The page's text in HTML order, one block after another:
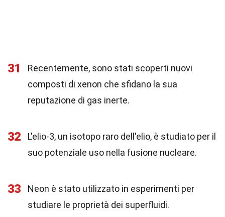
31
Recentemente, sono stati scoperti nuovi
composti di xenon che sfidano la sua
reputazione di gas inerte.
32
L'elio-3, un isotopo raro dell'elio, è studiato per il
suo potenziale uso nella fusione nucleare.
33
Neon è stato utilizzato in esperimenti per
studiare le proprietà dei superfluidi.